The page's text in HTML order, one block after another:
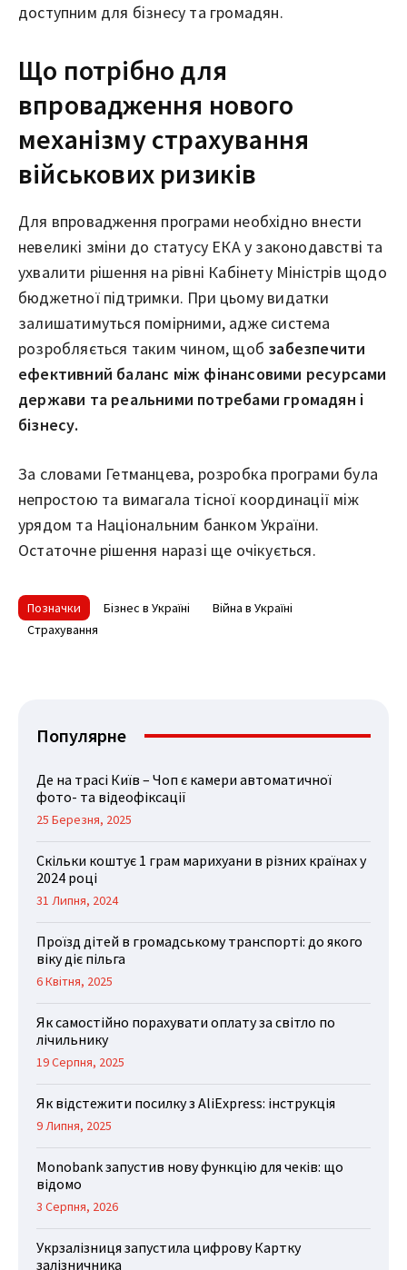
доступним для бізнесу та громадян.
Що потрібно для
впровадження нового
механізму страхування
військових ризиків
Для впровадження програми необхідно внести
невеликі зміни до статусу ЕКА у законодавстві та
ухвалити рішення на рівні Кабінету Міністрів щодо
бюджетної підтримки. При цьому видатки
залишатимуться помірними, адже система
розробляється таким чином, щоб забезпечити
ефективний баланс між фінансовими ресурсами
держави та реальними потребами громадян і
бізнесу.
За словами Гетманцева, розробка програми була
непростою та вимагала тісної координації між
урядом та Національним банком України.
Остаточне рішення наразі ще очікується.
Позначки Бізнес в Україні
Війна в Україні
Страхування
Популярне
Де на трасі Київ – Чоп є камери автоматичної
фото- та відеофіксації
25 Березня, 2025
Скільки коштує 1 грам марихуани в різних країнах у
2024 році
31 Липня, 2024
Проїзд дітей в громадському транспорті: до якого
віку діє пільга
6 Квітня, 2025
Як самостійно порахувати оплату за світло по
лічильнику
19 Серпня, 2025
Як відстежити посилку з AliExpress: інструкція
9 Липня, 2025
Monobank запустив нову функцію для чеків: що
відомо
3 Серпня, 2026
Укрзалізниця запустила цифрову Картку
залізничника